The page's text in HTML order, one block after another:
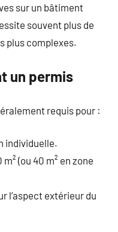
sur un bâtiment
souvent plus de
plus complexes.
un permis
requis pour :
individuelle.
(ou 40 m² en zone
l’aspect extérieur du